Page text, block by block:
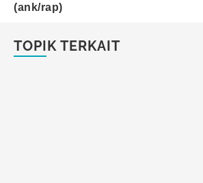
(ank/rap)
TOPIK TERKAIT